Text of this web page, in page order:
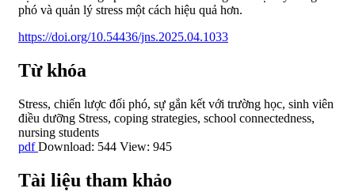
phó và quản lý stress một cách hiệu quả hơn.
https://doi.org/10.54436/jns.2025.04.1033
Từ khóa
Stress, chiến lược đối phó, sự gắn kết với trường học, sinh viên
điều dưỡng Stress, coping strategies, school connectedness,
nursing students
pdfDownload: 544 View: 945
Tài liệu tham khảo